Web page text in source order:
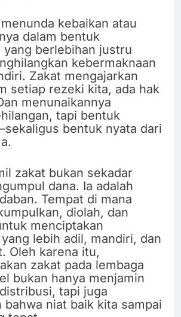
kebaikan atau
dalam bentuk
yang berlebihan justru
kebermaknaan
Zakat mengajarkan
setiap rezeki kita, ada hak
menunaikannya
tapi bentuk
bentuk nyata dari
zakat bukan sekadar
dana. Ia adalah
Tempat di mana
diolah, dan
menciptakan
lebih adil, mandiri, dan
Oleh karena itu,
zakat pada lembaga
bukan hanya menjamin
tapi juga
bahwa niat baik kita sampai